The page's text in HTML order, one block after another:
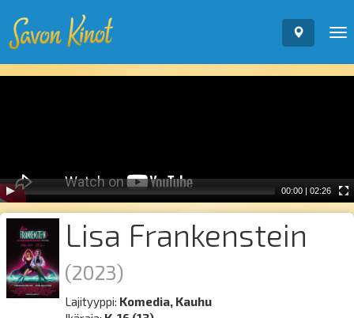
00:00 | 02:26
Lisa Frankenstein
(2023)
Lajityyppi: Komedia, Kauhu